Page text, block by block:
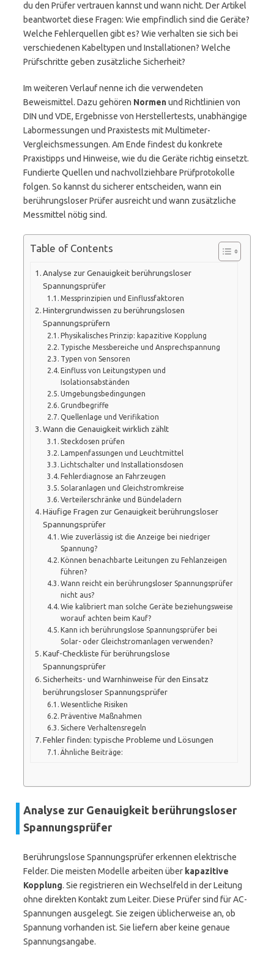
du den Prüfer vertrauen kannst und wann nicht. Der Artikel
beantwortet diese Fragen: Wie empfindlich sind die Geräte?
Welche Fehlerquellen gibt es? Wie verhalten sie sich bei
verschiedenen Kabeltypen und Installationen? Welche
Prüfschritte geben zusätzliche Sicherheit?
Im weiteren Verlauf nenne ich die verwendeten
Beweismittel. Dazu gehören Normenund Richtlinien von
DIN und VDE, Ergebnisse von Herstellertests, unabhängige
Labormessungen und Praxistests mit Multimeter-
Vergleichsmessungen. Am Ende findest du konkrete
Praxistipps und Hinweise, wie du die Geräte richtig einsetzt.
Fundierte Quellen und nachvollziehbare Prüfprotokolle
folgen. So kannst du sicherer entscheiden, wann ein
berührungsloser Prüfer ausreicht und wann zusätzliche
Messmittel nötig sind.
Table of Contents
Analyse zur Genauigkeit berührungsloser
Spannungsprüfer
Messprinzipien und Einflussfaktoren
Hintergrundwissen zu berührungslosen
Spannungsprüfern
Physikalisches Prinzip: kapazitive Kopplung
Typische Messbereiche und Ansprechspannung
Typen von Sensoren
Einfluss von Leitungstypen und
Isolationsabständen
Umgebungsbedingungen
Grundbegriffe
Quellenlage und Verifikation
Wann die Genauigkeit wirklich zählt
Steckdosen prüfen
Lampenfassungen und Leuchtmittel
Lichtschalter und Installationsdosen
Fehlerdiagnose an Fahrzeugen
Solaranlagen und Gleichstromkreise
Verteilerschränke und Bündeladern
Häufige Fragen zur Genauigkeit berührungsloser
Spannungsprüfer
Wie zuverlässig ist die Anzeige bei niedriger
Spannung?
Können benachbarte Leitungen zu Fehlanzeigen
führen?
Wann reicht ein berührungsloser Spannungsprüfer
nicht aus?
Wie kalibriert man solche Geräte beziehungsweise
worauf achten beim Kauf?
Kann ich berührungslose Spannungsprüfer bei
Solar- oder Gleichstromanlagen verwenden?
Kauf-Checkliste für berührungslose
Spannungsprüfer
Sicherheits- und Warnhinweise für den Einsatz
berührungsloser Spannungsprüfer
Wesentliche Risiken
Präventive Maßnahmen
Sichere Verhaltensregeln
Fehler finden: typische Probleme und Lösungen
Ähnliche Beiträge:
Analyse zur Genauigkeit berührungsloser
Spannungsprüfer
Berührungslose Spannungsprüfer erkennen elektrische
Felder. Die meisten Modelle arbeiten über kapazitive
Kopplung. Sie registrieren ein Wechselfeld in der Leitung
ohne direkten Kontakt zum Leiter. Diese Prüfer sind für AC-
Spannungen ausgelegt. Sie zeigen üblicherweise an, ob
Spannung vorhanden ist. Sie liefern aber keine genaue
Spannungsangabe.